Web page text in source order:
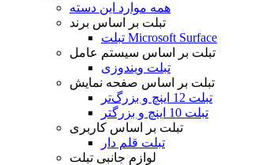
همه موارد این دسته
تبلت بر اساس برند
تبلت Microsoft Surface
تبلت بر اساس سیستم عامل
تبلت ویندوزی
تبلت بر اساس صفحه نمایش
تبلت 12 اینچ و بزرگ‌تر
تبلت 10 اینچ و بزرگتر
تبلت بر اساس کاربری
تبلت قلم دار
لوازم جانبی تبلت